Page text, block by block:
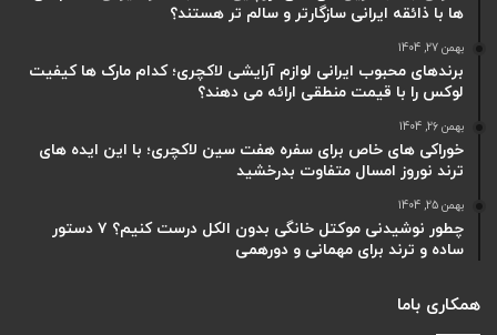
ها با ذائقه ایرانی سازگارتر و سالم تر هستند؟
بهمن 27, 1404
برندهای محبوب ایرانی لوازم آرایشی لاکچری؛ کدام مارک ها کیفیت
لوکس را با قیمت منطقی ارائه می دهند؟
بهمن 26, 1404
خوراکی های خاص برای سفره هفت سین لاکچری؛ با این ایده های
ترند نوروز امسال متفاوت بدرخشید
بهمن 25, 1404
چطور نوشیدنی موکتل خانگی بدون الکل درست کنیم؟ ۷ دستور
ساده و ترند برای مهمانی و دورهمی
همکاری باما